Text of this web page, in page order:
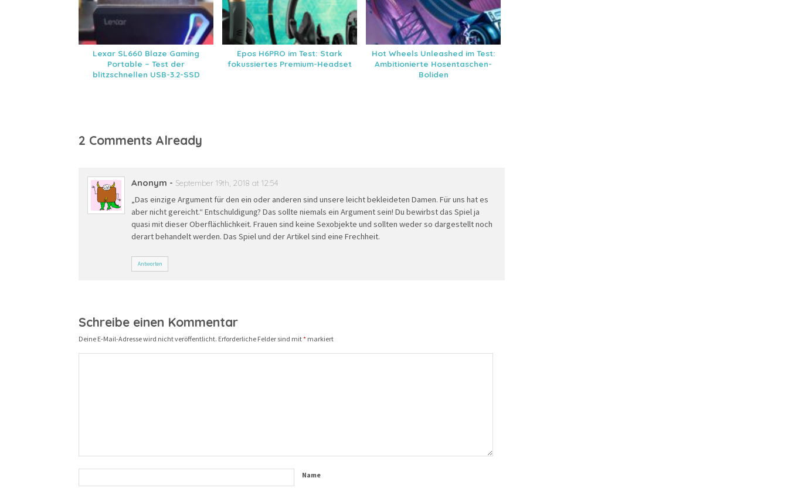
Lexar SL660 Blaze Gaming
Portable – Test der
blitzschnellen USB-3.2-SSD
Epos H6PRO im Test: Stark
fokussiertes Premium-Headset
Hot Wheels Unleashed im Test:
Ambitionierte Hosentaschen-
Boliden
2 Comments Already
Anonym - September 19th, 2018 at 12:54
„Das einzige Argument für den ein oder anderen sind unsere leicht bekleideten Damen. Für uns hat es
aber nicht gereicht.“ Entschuldigung? Das sollte niemals ein Argument sein! Du bewirbst das Spiel ja
quasi mit dieser Oberflächlichkeit. Frauen sind keine Sexobjekte und sollten weder so dargestellt noch
derart behandelt werden. Das Spiel und der Artikel sind eine Frechheit.
Antworten
Schreibe einen Kommentar
Deine E-Mail-Adresse wird nicht veröffentlicht. Erforderliche Felder sind mit* markiert
Name